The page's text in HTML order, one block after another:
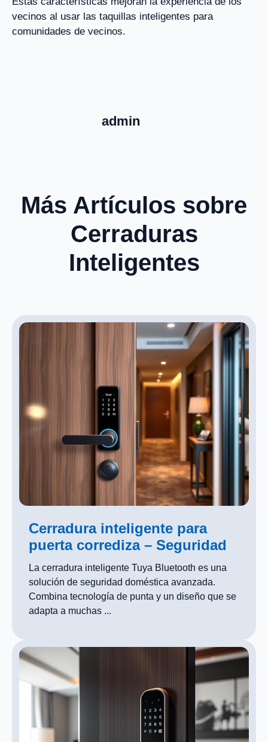
vecinos al usar las taquillas inteligentes para
comunidades de vecinos.
admin
Más Artículos sobre
Cerraduras
Inteligentes
Cerradura inteligente para
puerta corrediza – Seguridad
La cerradura inteligente Tuya Bluetooth es una
solución de seguridad doméstica avanzada.
Combina tecnología de punta y un diseño que se
adapta a muchas ...